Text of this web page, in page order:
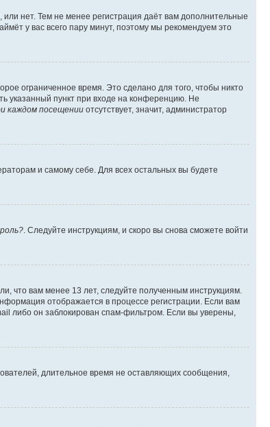
нет. Тем не менее регистрация даёт вам дополнительные
у вас всего пару минут, поэтому мы рекомендуем это
ограниченное время. Это сделано для того, чтобы никто
указанный пункт при входе на конференцию. Не
каждом посещении отсутствует, значит, администратор
и самому себе. Для всех остальных вы будете
. Следуйте инструкциям, и скоро вы снова сможете войти
что вам менее 13 лет, следуйте полученным инструкциям.
отображается в процессе регистрации. Если вам
либо он заблокирован спам-фильтром. Если вы уверены,
длительное время не оставляющих сообщения,